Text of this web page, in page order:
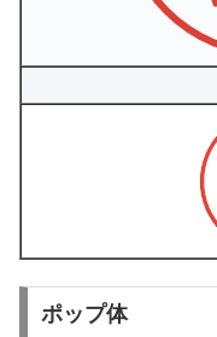
ポップ体